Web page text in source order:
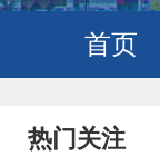
首页
热门关注